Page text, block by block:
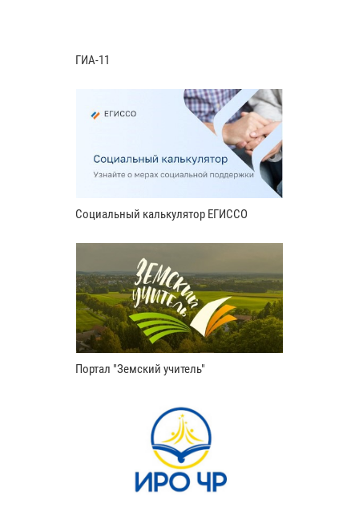
ГИА-11
Социальный калькулятор ЕГИССО
Портал "Земский учитель"